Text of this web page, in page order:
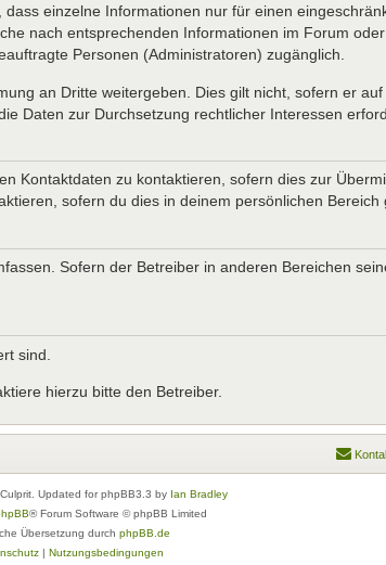
einzelne Informationen nur für einen
nach entsprechenden Informationen im Forum
Personen (Administratoren) zugänglich.
an Dritte weitergeben. Dies gilt nicht, sofern er
Daten zur Durchsetzung rechtlicher Interessen
Kontaktdaten zu kontaktieren, sofern dies zur
sofern du dies in deinem persönlichen Bereich
Sofern der Betreiber in anderen Bereichen
sind.
hierzu bitte den Betreiber.
Updated for phpBB3.3 by Ian Bradley
® Forum Software © phpBB Limited
Übersetzung durch phpBB.de
| Nutzungsbedingungen